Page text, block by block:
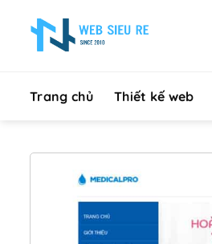
Trang chủ Thiết kế web